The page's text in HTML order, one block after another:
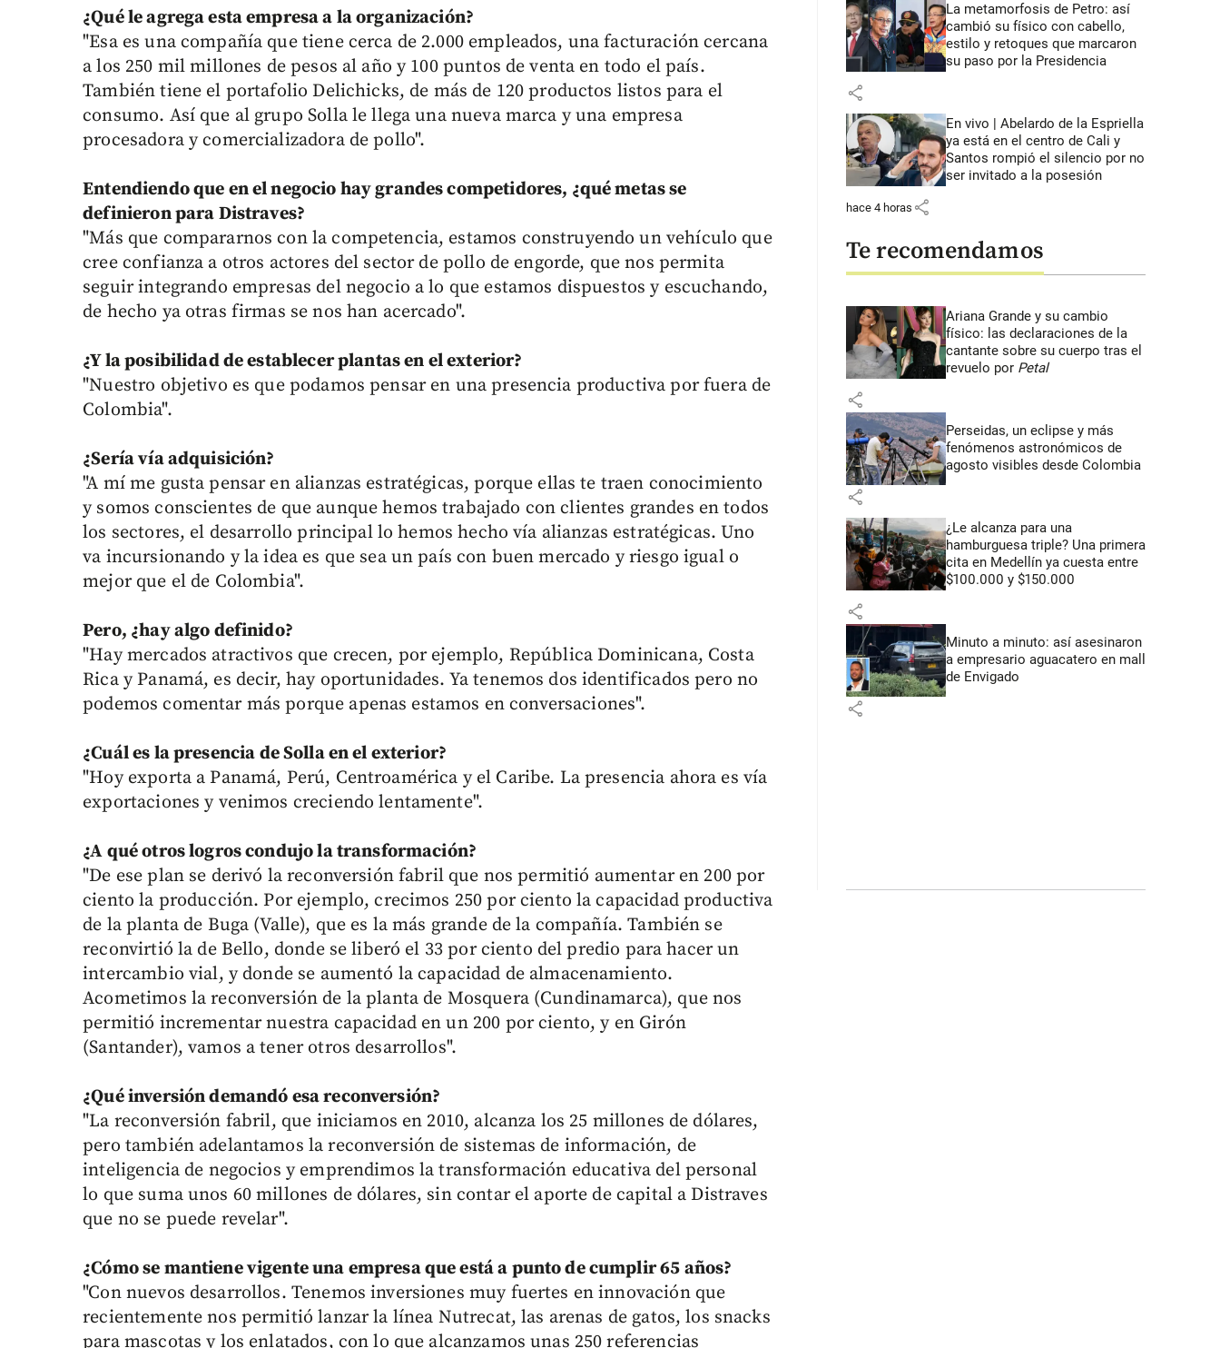
¿Qué le agrega esta empresa a la organización?
"Esa es una compañía que tiene cerca de 2.000 empleados, una facturación cercana
a los 250 mil millones de pesos al año y 100 puntos de venta en todo el país.
También tiene el portafolio Delichicks, de más de 120 productos listos para el
consumo. Así que al grupo Solla le llega una nueva marca y una empresa
procesadora y comercializadora de pollo".
Entendiendo que en el negocio hay grandes competidores, ¿qué metas se
definieron para Distraves?
"Más que compararnos con la competencia, estamos construyendo un vehículo que
cree confianza a otros actores del sector de pollo de engorde, que nos permita
seguir integrando empresas del negocio a lo que estamos dispuestos y escuchando,
de hecho ya otras firmas se nos han acercado".
¿Y la posibilidad de establecer plantas en el exterior?
"Nuestro objetivo es que podamos pensar en una presencia productiva por fuera de
Colombia".
¿Sería vía adquisición?
"A mí me gusta pensar en alianzas estratégicas, porque ellas te traen conocimiento
y somos conscientes de que aunque hemos trabajado con clientes grandes en todos
los sectores, el desarrollo principal lo hemos hecho vía alianzas estratégicas. Uno
va incursionando y la idea es que sea un país con buen mercado y riesgo igual o
mejor que el de Colombia".
Pero, ¿hay algo definido?
"Hay mercados atractivos que crecen, por ejemplo, República Dominicana, Costa
Rica y Panamá, es decir, hay oportunidades. Ya tenemos dos identificados pero no
podemos comentar más porque apenas estamos en conversaciones".
¿Cuál es la presencia de Solla en el exterior?
"Hoy exporta a Panamá, Perú, Centroamérica y el Caribe. La presencia ahora es vía
exportaciones y venimos creciendo lentamente".
¿A qué otros logros condujo la transformación?
"De ese plan se derivó la reconversión fabril que nos permitió aumentar en 200 por
ciento la producción. Por ejemplo, crecimos 250 por ciento la capacidad productiva
de la planta de Buga (Valle), que es la más grande de la compañía. También se
reconvirtió la de Bello, donde se liberó el 33 por ciento del predio para hacer un
intercambio vial, y donde se aumentó la capacidad de almacenamiento.
Acometimos la reconversión de la planta de Mosquera (Cundinamarca), que nos
permitió incrementar nuestra capacidad en un 200 por ciento, y en Girón
(Santander), vamos a tener otros desarrollos".
¿Qué inversión demandó esa reconversión?
"La reconversión fabril, que iniciamos en 2010, alcanza los 25 millones de dólares,
pero también adelantamos la reconversión de sistemas de información, de
inteligencia de negocios y emprendimos la transformación educativa del personal
lo que suma unos 60 millones de dólares, sin contar el aporte de capital a Distraves
que no se puede revelar".
¿Cómo se mantiene vigente una empresa que está a punto de cumplir 65 años?
"Con nuevos desarrollos. Tenemos inversiones muy fuertes en innovación que
recientemente nos permitió lanzar la línea Nutrecat, las arenas de gatos, los snacks
para mascotas y los enlatados, con lo que alcanzamos unas 250 referencias
La metamorfosis de Petro: así
cambió su físico con cabello,
estilo y retoques que marcaron
su paso por la Presidencia
share
En vivo | Abelardo de la Espriella
ya está en el centro de Cali y
Santos rompió el silencio por no
ser invitado a la posesión
hace 4 horas share
Te recomendamos
Ariana Grande y su cambio
físico: las declaraciones de la
cantante sobre su cuerpo tras el
revuelo por Petal
share
Perseidas, un eclipse y más
fenómenos astronómicos de
agosto visibles desde Colombia
share
¿Le alcanza para una
hamburguesa triple? Una primera
cita en Medellín ya cuesta entre
$100.000 y $150.000
share
Minuto a minuto: así asesinaron
a empresario aguacatero en mall
de Envigado
share